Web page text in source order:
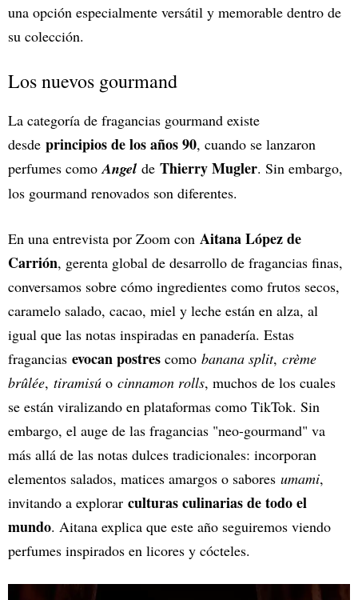
una opción especialmente versátil y memorable dentro de
su colección.
Los nuevos gourmand
La categoría de fragancias gourmand existe
desde principios de los años 90, cuando se lanzaron
perfumes comoAngel de Thierry Mugler. Sin embargo,
los gourmand renovados son diferentes.
En una entrevista por Zoom con Aitana López de
Carrión, gerenta global de desarrollo de fragancias finas,
conversamos sobre cómo ingredientes como frutos secos,
caramelo salado, cacao, miel y leche están en alza, al
igual que las notas inspiradas en panadería. Estas
fragancias evocan postres como banana split, crème
brûlée, tiramisú o cinnamon rolls, muchos de los cuales
se están viralizando en plataformas como TikTok. Sin
embargo, el auge de las fragancias "neo-gourmand" va
más allá de las notas dulces tradicionales: incorporan
elementos salados, matices amargos o sabores umami,
invitando a explorar culturas culinarias de todo el
mundo. Aitana explica que este año seguiremos viendo
perfumes inspirados en licores y cócteles.